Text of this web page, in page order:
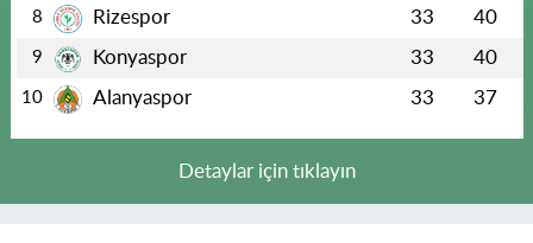
8 Rizespor 33 40
9 Konyaspor 33 40
10 Alanyaspor 33 37
Detaylar için tıklayın